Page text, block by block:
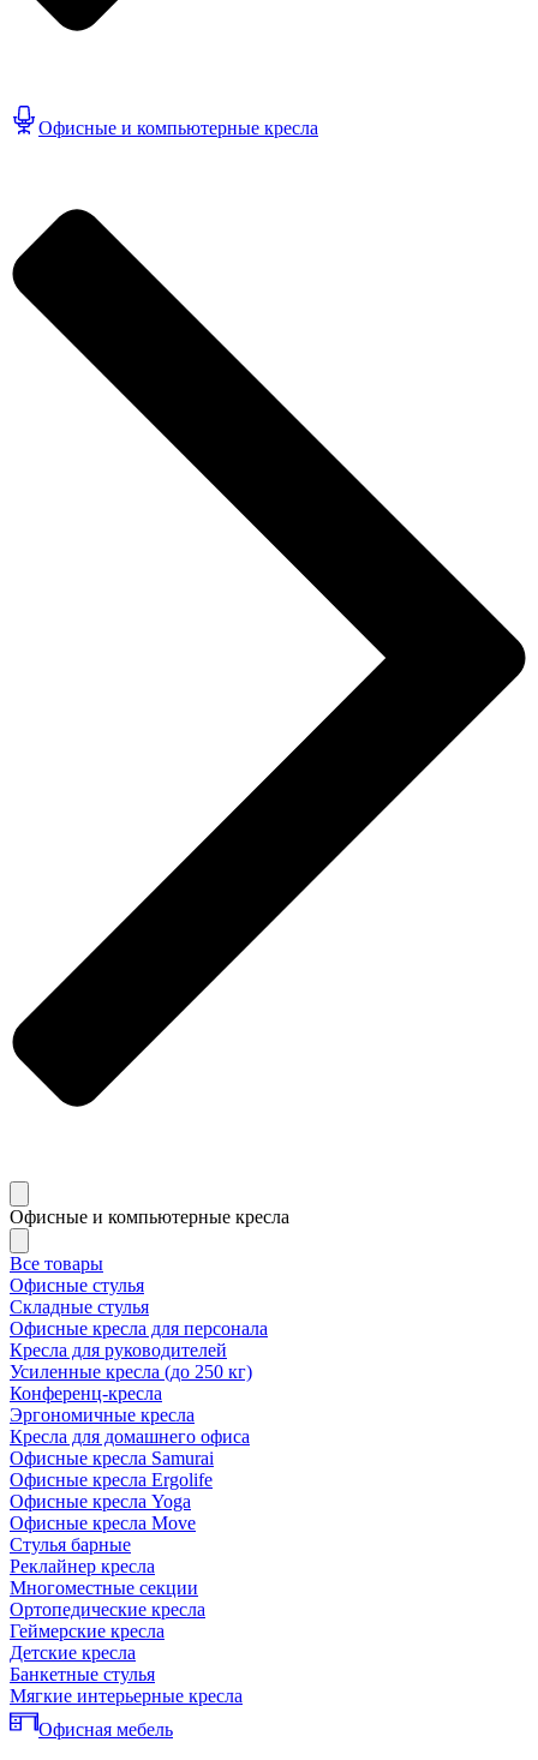
Офисные и компьютерные кресла
Офисные и компьютерные кресла
Все товары
Офисные стулья
Складные стулья
Офисные кресла для персонала
Кресла для руководителей
Усиленные кресла (до 250 кг)
Конференц-кресла
Эргономичные кресла
Кресла для домашнего офиса
Офисные кресла Samurai
Офисные кресла Ergolife
Офисные кресла Yoga
Офисные кресла Move
Стулья барные
Реклайнер кресла
Многоместные секции
Ортопедические кресла
Геймерские кресла
Детские кресла
Банкетные стулья
Мягкие интерьерные кресла
Офисная мебель